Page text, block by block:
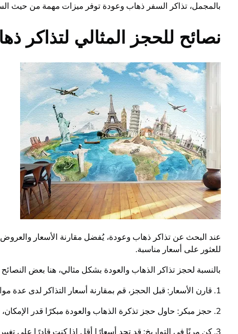
بالمجمل، تذاكر السفر ذهاب وعودة توفر ميزات مهمة من حيث
نصائح للحجز المثالي لتذاكر
عند البحث عن تذاكر ذهاب وعودة، يُفضل مقارنة الأسعار
للعثور على أسعار مناسبة.
بالنسبة لحجز تذاكر الذهاب والعودة بشكل مثالي، هنا بعض
1. قارن الأسعار: قبل الحجز، قم بمقارنة أسعار التذاكر لدى عدة مواقع حجز للحصول على أفضل عرض متاح.
2. حجز مبكر: حاول حجز تذكرة الذهاب والعودة مبكرًا قدر الإمكان، حيث أن الأسعار تكون أقل في العادة عند الحجز المبكر.
3. كن مرنًا في التواريخ: قد تجد أسعارًا أقل إذا كنت قادرًا على تغيير تواريخ سفرك قليلاً، خصوصًا إذا كنت تبحث عن رحلة في الأوقات الطويلة.